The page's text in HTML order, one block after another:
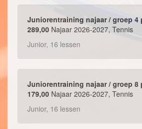
Juniorentraining najaar / groep 4
289,00 Najaar 2026-2027, Tennis
Junior, 16 lessen
Juniorentraining najaar / groep 8
179,00 Najaar 2026-2027, Tennis
Junior, 16 lessen